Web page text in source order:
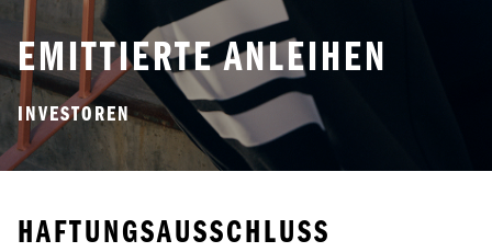
EMITTIERTE ANLEIHEN
INVESTOREN
HAFTUNGSAUSSCHLUSS